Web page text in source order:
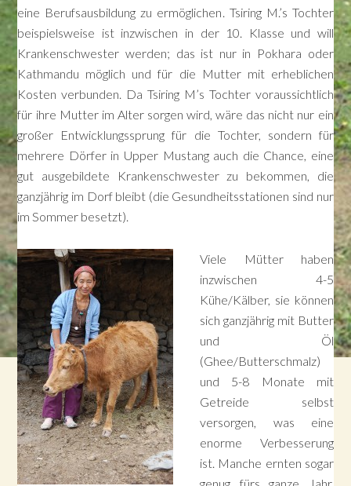
eine Berufsausbildung zu ermöglichen. Tsiring M.’s Tochter
beispielsweise ist inzwischen in der 10. Klasse und will
Krankenschwester werden; das ist nur in Pokhara oder
Kathmandu möglich und für die Mutter mit erheblichen
Kosten verbunden. Da Tsiring M’s Tochter voraussichtlich
für ihre Mutter im Alter sorgen wird, wäre das nicht nur ein
großer Entwicklungssprung für die Tochter, sondern für
mehrere Dörfer in Upper Mustang auch die Chance, eine
gut ausgebildete Krankenschwester zu bekommen, die
ganzjährig im Dorf bleibt (die Gesundheitsstationen sind nur
im Sommer besetzt).
Viele Mütter haben
inzwischen 4-5
Kühe/Kälber, sie können
sich ganzjährig mit Butter
und Öl
(Ghee/Butterschmalz)
und 5-8 Monate mit
Getreide selbst
versorgen, was eine
enorme Verbesserung
ist. Manche ernten sogar